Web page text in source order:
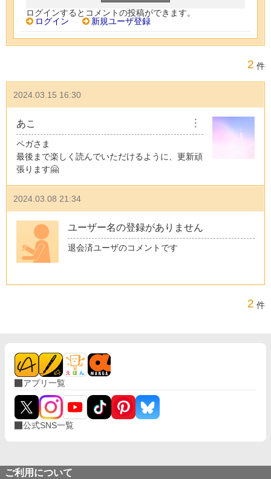
ログインするとコメントの投稿ができます。
ログイン
新規ユーザ登録
2 件
2024.03.15 16:30
あこ ︙
ペガさま
最後まで楽しく読んでいただけるように、更新頑
張ります🤗
2024.03.08 21:34
ユーザー名の登録がありません
退会済ユーザのコメントです
2 件
アプリ一覧
公式SNS一覧
ご利用について